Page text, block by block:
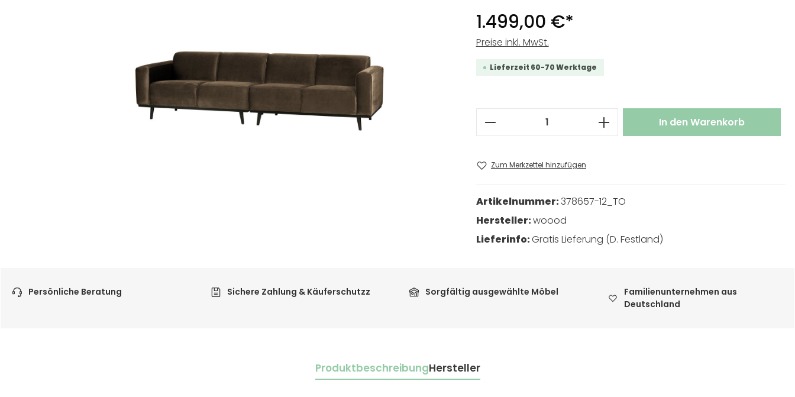
1.499,00 €*
Preise inkl. MwSt.
Lieferzeit 60-70 Werktage
Produkt Anzahl: Gib den gewünschten
In den Warenkorb
Zum Merkzettel hinzufügen
Artikelnummer:378657-12_TO
Hersteller:woood
Lieferinfo:Gratis Lieferung (D. Festland)
Persönliche Beratung Sichere Zahlung & Käuferschutzz Sorgfältig ausgewählte Möbel
Familienunternehmen aus
Deutschland
ProduktbeschreibungHersteller